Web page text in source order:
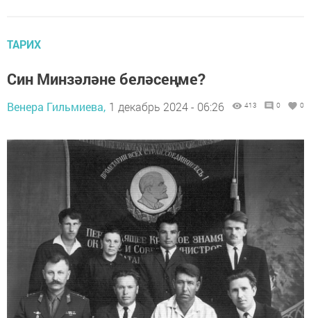
ТАРИХ
Син Минзәләне беләсеңме?
Венера Гильмиева, 1 декабрь 2024 - 06:26 413 0 0